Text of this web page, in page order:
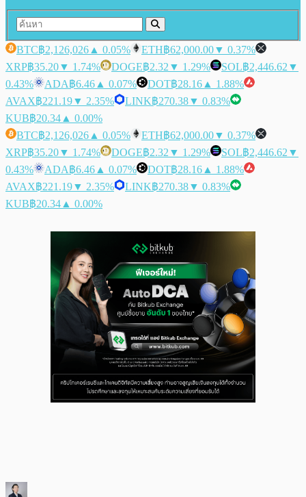
BTC฿2,126,026 ▲ 0.05% ETH฿62,000.00▼ 0.37%
XRP฿35.20▼ 1.74% DOGE฿2.32 ▼ 1.29% SOL฿2,446.62 ▼
0.43%
ADA฿6.46 ▲ 0.07% DOT฿28.16 ▲ 1.88%
AVAX฿221.19▼ 2.35% LINK฿270.38▼ 0.83%
KUB฿20.34 ▲ 0.00%
BTC฿2,126,026 ▲ 0.05% ETH฿62,000.00▼ 0.37%
XRP฿35.20▼ 1.74% DOGE฿2.32 ▼ 1.29% SOL฿2,446.62 ▼
0.43%
ADA฿6.46 ▲ 0.07% DOT฿28.16 ▲ 1.88%
AVAX฿221.19▼ 2.35% LINK฿270.38▼ 0.83%
KUB฿20.34 ▲ 0.00%